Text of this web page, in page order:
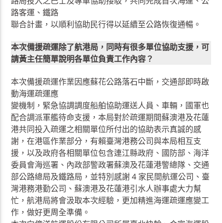
路客運、鐵路
聯合計畫，以順利協助民行得以延續至公路恢復通暢。
本次備援疏運除了航港局，同時有很多單位協助支援，可
請黃主任簡單說明各單位負責工作內容？
本次備援疏運作業因應蘇花公路落石中斷，交通部即時啟
動海運疏運應
變機制，緊急協調調度船舶協助運送人員、車輛，國軍也
配合調派軍艦待命支援，本局對於疏運期間蘇澳港及花蓮
港共同投入疏運之相關單位所付出的協助表示真誠的感
謝，在港區作業部分，有賴臺灣港務公司與本局相互支
援，以及政府各相關單位包含連江縣政府、國防部、海洋
委員會海巡署、內政部警政署蘇澳及花蓮港警總隊、交通
部公路總局及鐵路局，並特別感謝 4 家民間航運公司、臺
灣港務港勤公司、蘇澳港及花蓮港引水人辦事處大力幫
忙，航港局將會汲取本次經驗，更加精進海運疏運應變工
作，做好更周全準備。